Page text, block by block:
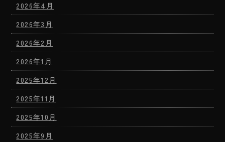
2026年4月
2026年3月
2026年2月
2026年1月
2025年12月
2025年11月
2025年10月
2025年9月